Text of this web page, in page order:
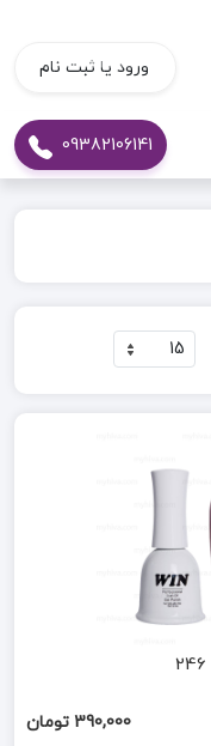
ورود یا ثبت نام
09382106141
390,000 تومان